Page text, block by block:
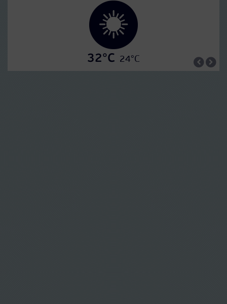
32°C 24°C